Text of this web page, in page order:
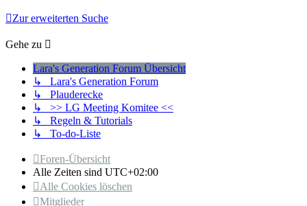
Zur erweiterten Suche
Gehe zu
Lara's Generation Forum Übersicht
↳ Lara's Generation Forum
↳ Plauderecke
↳ >> LG Meeting Komitee <<
↳ Regeln & Tutorials
↳ To-do-Liste
Foren-Übersicht
Alle Zeiten sind UTC+02:00
Alle Cookies löschen
Mitglieder